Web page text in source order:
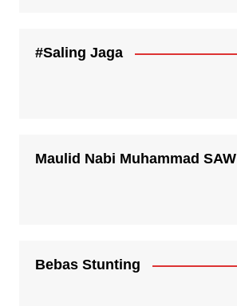
#Saling Jaga
Maulid Nabi Muhammad SAW
Bebas Stunting